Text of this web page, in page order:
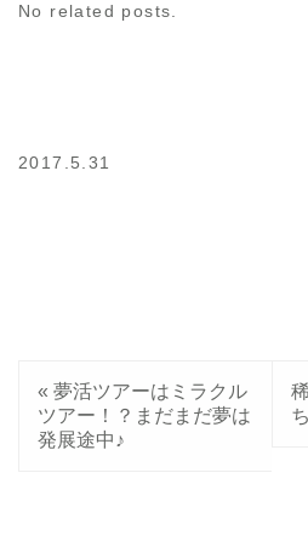
No related posts.
2017.5.31
« 夢活ツアーはミラクル
ツアー！？まだまだ夢は
発展途中♪